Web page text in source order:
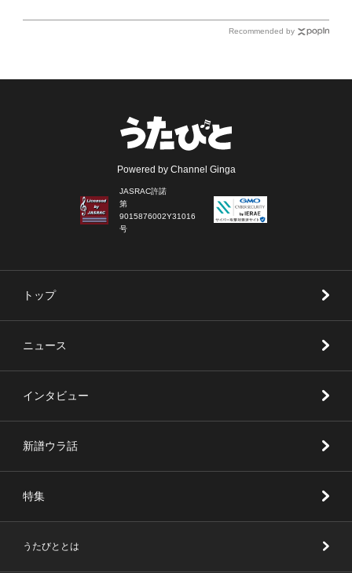
Recommended by
Powered by Channel Ginga
JASRAC許諾
第
9015876002Y31016
号
トップ
ニュース
インタビュー
新譜ウラ話
特集
うたびととは